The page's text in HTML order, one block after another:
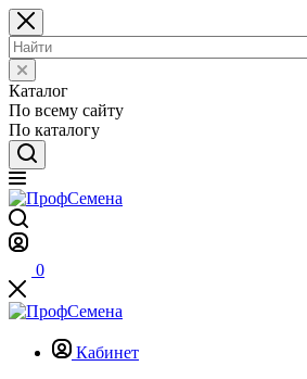
Каталог
По всему сайту
По каталогу
0
Кабинет